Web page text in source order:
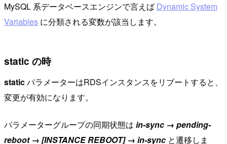
MySQL 系データベースエンジンで言えば Dynamic System
Variables に分類される変数が該当します。
static の時
staticパラメーターはRDSインスタンスをリブートすると、
変更が有効になります。
パラメーターグループの同期状態は in-sync → pending-
reboot → [INSTANCE REBOOT] → in-sync と遷移しま